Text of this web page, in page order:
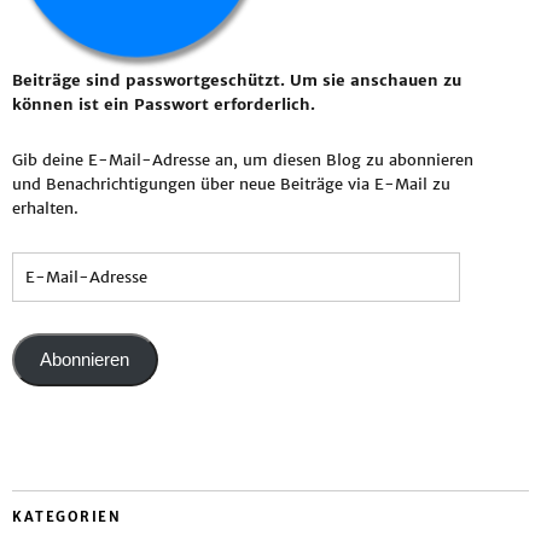
Beiträge sind passwortgeschützt. Um sie anschauen zu
können ist ein Passwort erforderlich.
Gib deine E-Mail-Adresse an, um diesen Blog zu abonnieren
und Benachrichtigungen über neue Beiträge via E-Mail zu
erhalten.
Abonnieren
KATEGORIEN